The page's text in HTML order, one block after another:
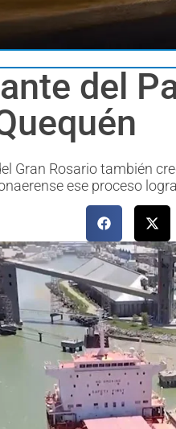
del
Gran Rosario también
ese proceso